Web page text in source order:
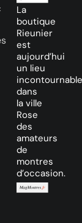
La
boutique
Rieunier
est
aujourd’hui
un lieu
incontournable
dans
la ville
Rose
des
amateurs
de
montres
d’occasion.